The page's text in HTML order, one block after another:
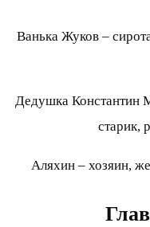
Ванька Жуков –
Дедушка Константин
старик,
Аляхин – хозяин,